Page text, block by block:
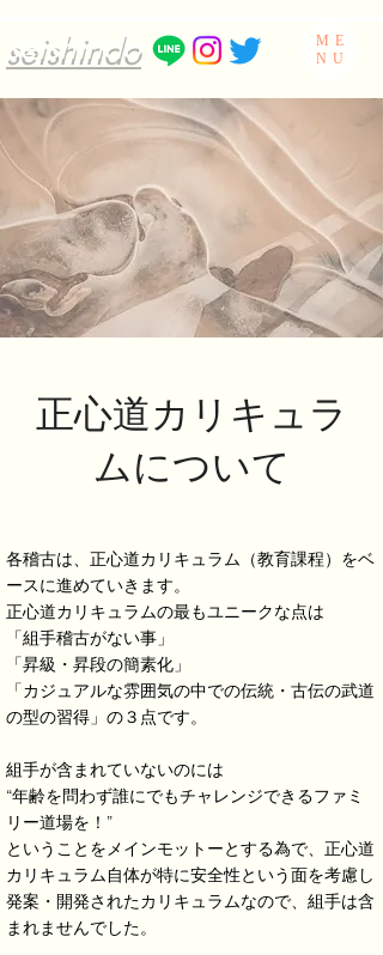
ME
NU
seishindo
正心道カリキュラ
ムについて
各稽古は、正心道​カリキュラム（教育課程）をベ
ースに進めていきます。
正心道カリキュラムの最もユニークな点は
​「組手稽古がない事」
「昇級・昇段の簡素化」
「カジュアルな雰囲気の中での伝統・古伝の武道
の型の習得」の３点です。
組手が含まれていないのには
“年齢を問わず誰にでもチャレンジできるファミ
リー道場を！”
ということをメインモットーとする為で、正心道
カリキュラム自体が特に安全性という面を考慮し
発案・開発されたカリキュラムなので、組手は含
まれませんでした。